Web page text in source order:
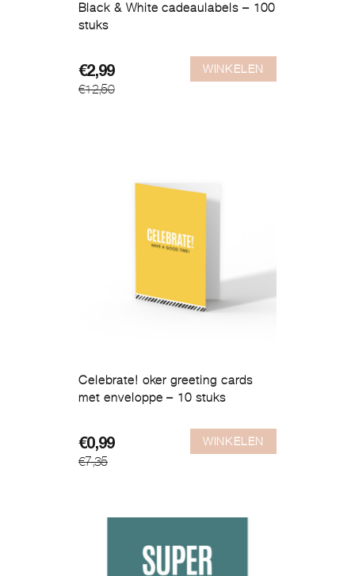
Black & White cadeaulabels – 100
stuks
€12,50
Oorspronkelijke
prijs
€2,99
Huidige
prijs
WINKELEN
Celebrate! oker greeting cards
met enveloppe – 10 stuks
€7,35
Oorspronkelijke
prijs
€0,99
Huidige
prijs
WINKELEN